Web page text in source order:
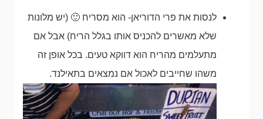
לנסות את פרי הדוריאן- הוא מסריח 🙂 (יש מלונות
שלא מאשרים להכניס אותו בגלל הריח) אבל אם
מתעלמים מהריח הוא דווקא טעים. בכל אופן זה
משהו שחייבים לאכול אם נמצאים בתאילנד.